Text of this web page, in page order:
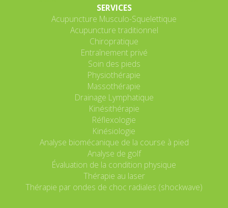
SERVICES
Acupuncture Musculo-Squelettique
Acupuncture traditionnel
Chiropratique
Entraînement privé
Soin des pieds
Physiothérapie
Massothérapie
Drainage Lymphatique
Kinésithérapie
Réflexologie
Kinésiologie
Analyse biomécanique de la course à pied
Analyse de golf
Évaluation de la condition physique
Thérapie au laser
Thérapie par ondes de choc radiales (shockwave)